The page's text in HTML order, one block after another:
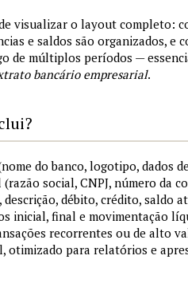
visualizar o layout completo:
e saldos são organizados, e
de múltiplos períodos —
bancário empresarial.
do banco, logotipo, dados
social, CNPJ, número da
descrição, débito, crédito, saldo
inicial, final e movimentação
recorrentes ou de alto
otimizado para relatórios e